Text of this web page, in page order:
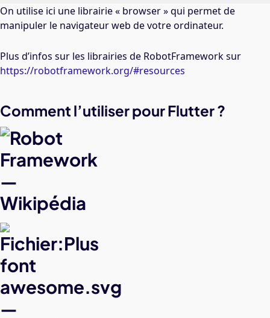
On utilise ici une librairie « browser » qui permet de
manipuler le navigateur web de votre ordinateur.
Plus d’infos sur les librairies de RobotFramework sur
https://robotframework.org/#resources
Comment l’utiliser pour Flutter ?